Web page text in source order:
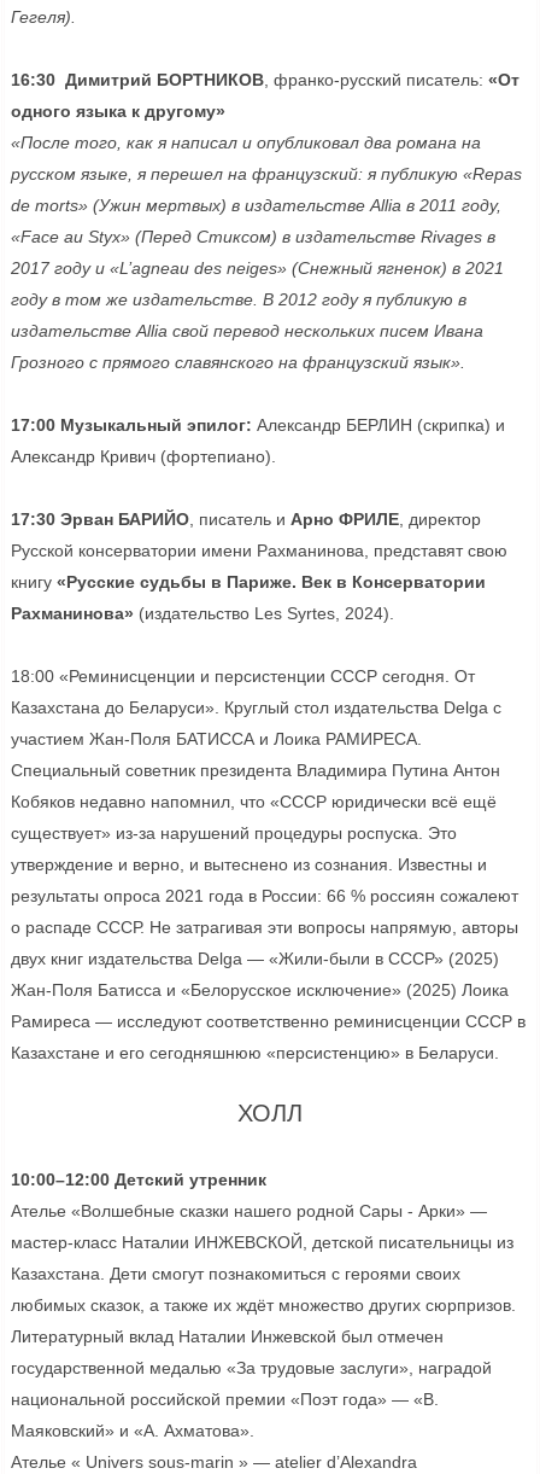
Гегеля).
16:30 Димитрий БОРТНИКОВ, франко-русский писатель: «От
одного языка к другому»
«После того, как я написал и опубликовал два романа на
русском языке, я перешел на французский: я публикую «Repas
de morts» (Ужин мертвых) в издательстве Allia в 2011 году,
«Face au Styx» (Перед Стиксом) в издательстве Rivages в
2017 году и «L’agneau des neiges» (Снежный ягненок) в 2021
году в том же издательстве. В 2012 году я публикую в
издательстве Allia свой перевод нескольких писем Ивана
Грозного с прямого славянского на французский язык».
17:00 Музыкальный эпилог: Александр БЕРЛИН (скрипка) и
Александр Кривич (фортепиано).
17:30 Эрван БАРИЙО, писатель и Арно ФРИЛЕ, директор
Русской консерватории имени Рахманинова, представят свою
книгу «Русские судьбы в Париже. Век в Консерватории
Рахманинова» (издательство Les Syrtes, 2024).
18:00 «Реминисценции и персистенции СССР сегодня. От
Казахстана до Беларуси». Круглый стол издательства Delga с
участием Жан-Поля БАТИССА и Лоика РАМИРЕСА.
Специальный советник президента Владимира Путина Антон
Кобяков недавно напомнил, что «СССР юридически всё ещё
существует» из-за нарушений процедуры роспуска. Это
утверждение и верно, и вытеснено из сознания. Известны и
результаты опроса 2021 года в России: 66 % россиян сожалеют
о распаде СССР. Не затрагивая эти вопросы напрямую, авторы
двух книг издательства Delga — «Жили-были в СССР» (2025)
Жан-Поля Батисса и «Белорусское исключение» (2025) Лоика
Рамиреса — исследуют соответственно реминисценции СССР в
Казахстане и его сегодняшнюю «персистенцию» в Беларуси.
ХОЛЛ
10:00–12:00 Детский утренник
Ателье «Волшебные сказки нашего родной Сары - Арки» —
мастер-класс Наталии ИНЖЕВСКОЙ, детской писательницы из
Казахстана. Дети смогут познакомиться с героями своих
любимых сказок, а также их ждёт множество других сюрпризов.
Литературный вклад Наталии Инжевской был отмечен
государственной медалью «За трудовые заслуги», наградой
национальной российской премии «Поэт года» — «В.
Маяковский» и «А. Ахматова».
Ателье « Univers sous-marin » — atelier d’Alexandra